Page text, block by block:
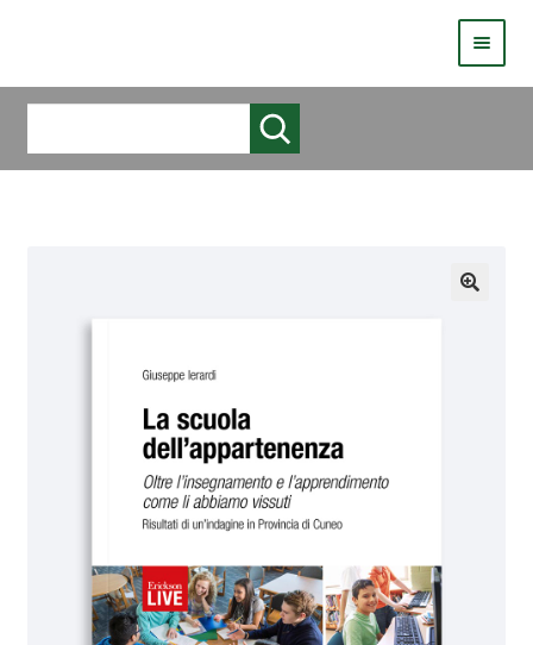
HOMEPAGE
COS’È LIVE
COME ACQUISTARE UN LIBRO ERICKSONLIVE?
VIDEO
IL MIO PROFILO